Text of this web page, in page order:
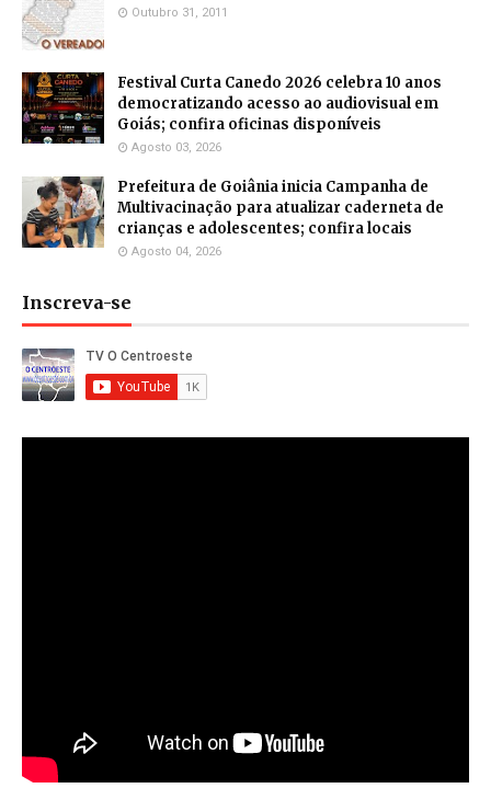
Outubro 31, 2011
Festival Curta Canedo 2026 celebra 10 anos
democratizando acesso ao audiovisual em
Goiás; confira oficinas disponíveis
Agosto 03, 2026
Prefeitura de Goiânia inicia Campanha de
Multivacinação para atualizar caderneta de
crianças e adolescentes; confira locais
Agosto 04, 2026
Inscreva-se